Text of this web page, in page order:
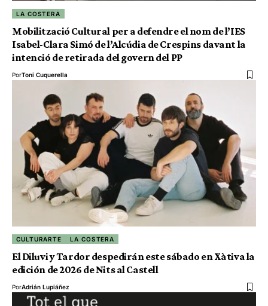
LA COSTERA
Mobilització Cultural per a defendre el nom de l’IES
Isabel-Clara Simó de l’Alcúdia de Crespins davant la
intenció de retirada del govern del PP
PorToni Cuquerella
CULTURARTE LA COSTERA
El Diluvi y Tardor despedirán este sábado en Xàtiva la
edición de 2026 de Nits al Castell
PorAdrián Lupiáñez